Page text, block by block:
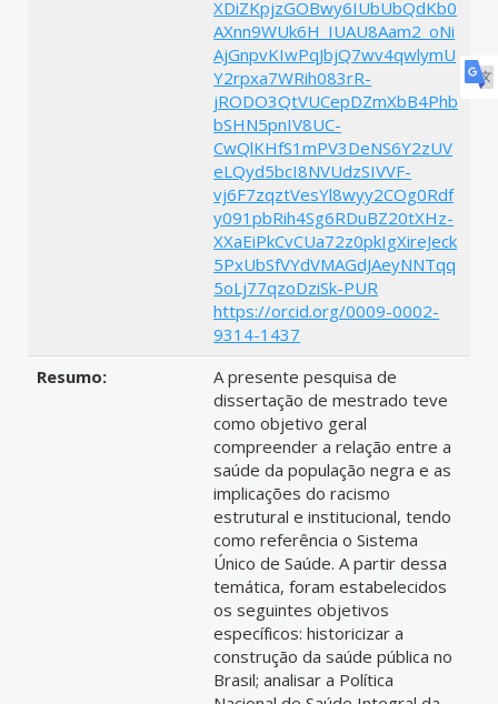
XDiZKpjzGOBwy6IUbUbQdKb0
AXnn9WUk6H_IUAU8Aam2_oNi
AjGnpvKIwPqJbjQ7wv4qwlymU
Y2rpxa7WRih083rR-
jRODO3QtVUCepDZmXbB4Phb
bSHN5pnIV8UC-
CwQlKHfS1mPV3DeNS6Y2zUV
eLQyd5bcI8NVUdzSIVVF-
vj6F7zqztVesYl8wyy2COg0Rdf
y091pbRih4Sg6RDuBZ20tXHz-
XXaEiPkCvCUa72z0pkIgXireJeck
5PxUbSfVYdVMAGdJAeyNNTqq
5oLj77qzoDziSk-PUR
https://orcid.org/0009-0002-
9314-1437
Resumo:
A presente pesquisa de
dissertação de mestrado teve
como objetivo geral
compreender a relação entre a
saúde da população negra e as
implicações do racismo
estrutural e institucional, tendo
como referência o Sistema
Único de Saúde. A partir dessa
temática, foram estabelecidos
os seguintes objetivos
específicos: historicizar a
construção da saúde pública no
Brasil; analisar a Política